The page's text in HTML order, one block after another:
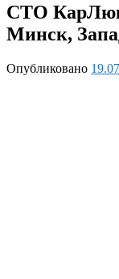
СТО
Минск,
Опубликовано